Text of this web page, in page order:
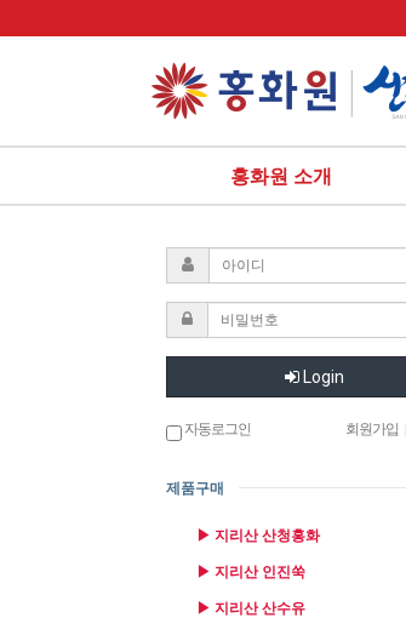
홍화원 소개
Login
자동로그인 회원가입
제품구매
▶ 지리산 산청홍화
▶ 지리산 인진쑥
▶ 지리산 산수유